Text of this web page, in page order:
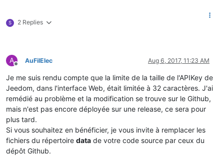
S 2 Replies
A
Offline
AuFilElec Aug 6, 2017, 11:23 AM
Je me suis rendu compte que la limite de la taille de l'APIKey de
Jeedom, dans l'interface Web, était limitée à 32 caractères. J'ai
remédié au problème et la modification se trouve sur le Github,
mais n'est pas encore déployée sur une release, ce sera pour
plus tard.
Si vous souhaitez en bénéficier, je vous invite à remplacer les
fichiers du répertoire data de votre code source par ceux du
dépôt Github.